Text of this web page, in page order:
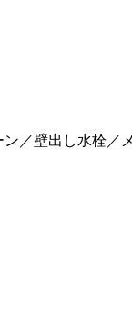
／壁出し水栓／